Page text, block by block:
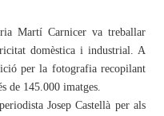
Martí Carnicer va treballar
domèstica i industrial. A
per la fotografia recopilant
de 145.000 imatges.
Josep Castellà per als